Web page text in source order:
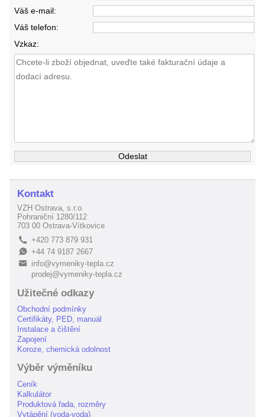
Váš e-mail:
Váš telefon:
Vzkaz:
Kontakt
VZH Ostrava, s.r.o.
Pohraniční 1280/112
703 00 Ostrava-Vítkovice
L +420 773 879 931
E+44 74 9187 2667
B
info@vymeniky-tepla.cz
prodej@vymeniky-tepla.cz
Užitečné odkazy
Obchodní podmínky
Certifikáty, PED, manuál
Instalace a čištění
Zapojení
Koroze, chemická odolnost
Výběr výměníku
Ceník
Kalkulátor
Produktová řada, rozměry
Vytápění (voda-voda)